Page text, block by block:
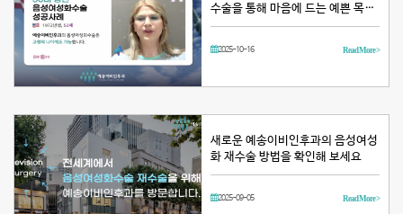
수술을 통해 마음에 드는 예쁜 목…
2025-10-16 Read More >
새로운 예송이비인후과의 음성여성
화 재수술 방법을 확인해 보세요
2025-09-05 Read More >